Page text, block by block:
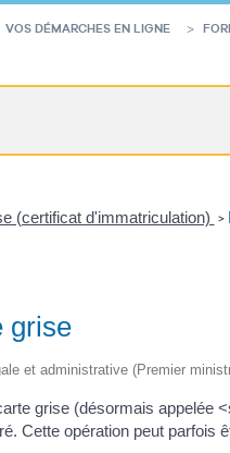
VOS DÉMARCHES EN LIGNE
(certificat d'immatriculation) >
grise
et administrative (Premier
grise (désormais
Cette opération peut parfois